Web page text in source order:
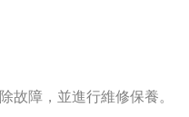
故障，並進行維修保養。